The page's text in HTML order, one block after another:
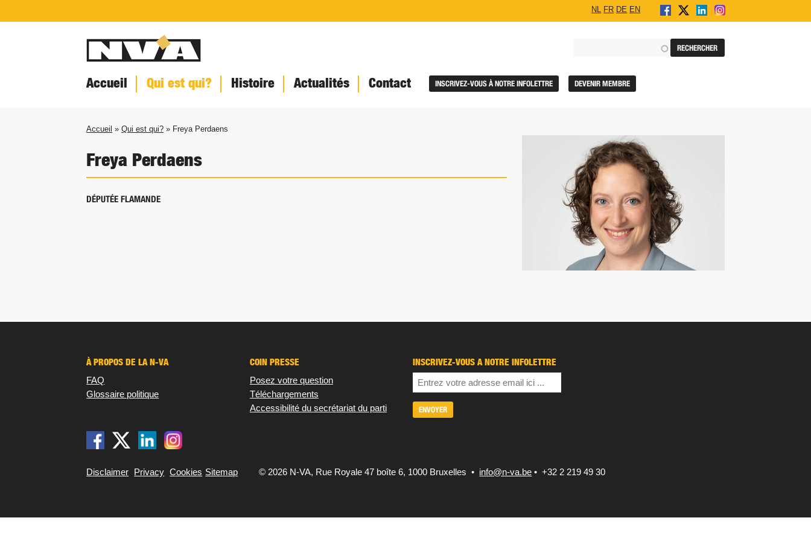
NL FR DE EN
Accueil Qui est qui? Histoire Actualités Contact INSCRIVEZ-VOUS À NOTRE INFOLETTRE DEVENIR MEMBRE
Accueil »Qui est qui? » Freya Perdaens
Freya Perdaens
DÉPUTÉE FLAMANDE
À PROPOS DE LA N-VA
FAQ
Glossaire politique
COIN PRESSE
Posez votre question
Téléchargements
Accessibilité du secrétariat du parti
INSCRIVEZ-VOUS À NOTRE INFOLETTRE
Disclaimer Privacy Cookies Sitemap © 2026 N-VA, Rue Royale 47 boîte 6, 1000 Bruxelles • info@n-va.be • +32 2 219 49 30